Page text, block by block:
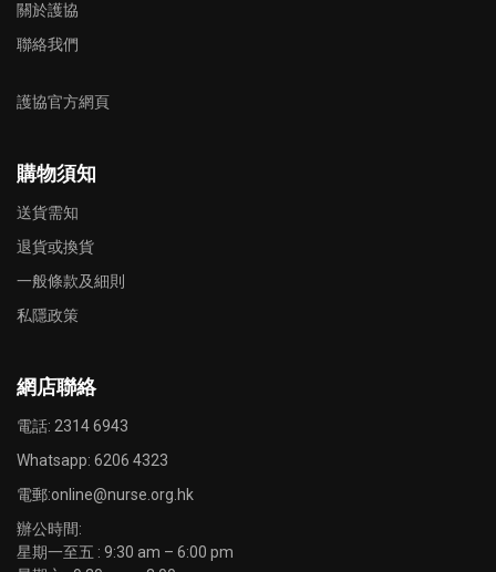
關於護協
聯絡我們
護協官方網頁
購物須知
送貨需知
退貨或換貨
一般條款及細則
私隱政策
網店聯絡
電話: 2314 6943
Whatsapp: 6206 4323
電郵:online@nurse.org.hk
辦公時間:
星期一至五 : 9:30 am – 6:00 pm